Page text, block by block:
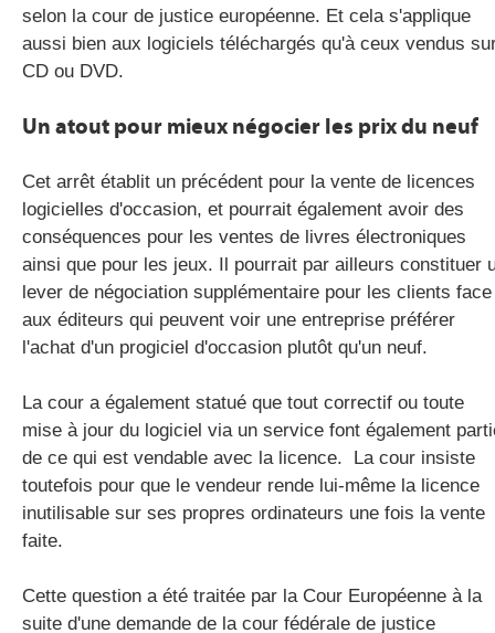
selon la cour de justice européenne. Et cela s'applique
aussi bien aux logiciels téléchargés qu'à ceux vendus
CD ou DVD.
Un atout pour mieux négocier les prix du neuf
Cet arrêt établit un précédent pour la vente de licences
logicielles d'occasion, et pourrait également avoir des
conséquences pour les ventes de livres électroniques
ainsi que pour les jeux. Il pourrait par ailleurs constituer
lever de négociation supplémentaire pour les clients face
aux éditeurs qui peuvent voir une entreprise préférer
l'achat d'un progiciel d'occasion plutôt qu'un neuf.
La cour a également statué que tout correctif ou toute
mise à jour du logiciel via un service font également
de ce qui est vendable avec la licence. La cour insiste
toutefois pour que le vendeur rende lui-même la licence
inutilisable sur ses propres ordinateurs une fois la vente
faite.
Cette question a été traitée par la Cour Européenne à la
suite d'une demande de la cour fédérale de justice